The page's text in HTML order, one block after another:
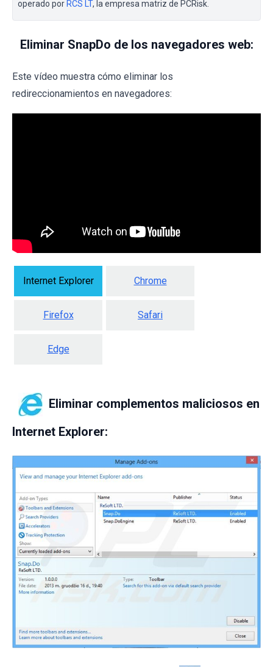
operado por RCS LT, la empresa matriz de PCRisk.
Eliminar SnapDo de los navegadores web:
Este vídeo muestra cómo eliminar los
redireccionamientos en navegadores:
Internet Explorer Chrome
Firefox Safari
Edge
Eliminar complementos maliciosos en
Internet Explorer: